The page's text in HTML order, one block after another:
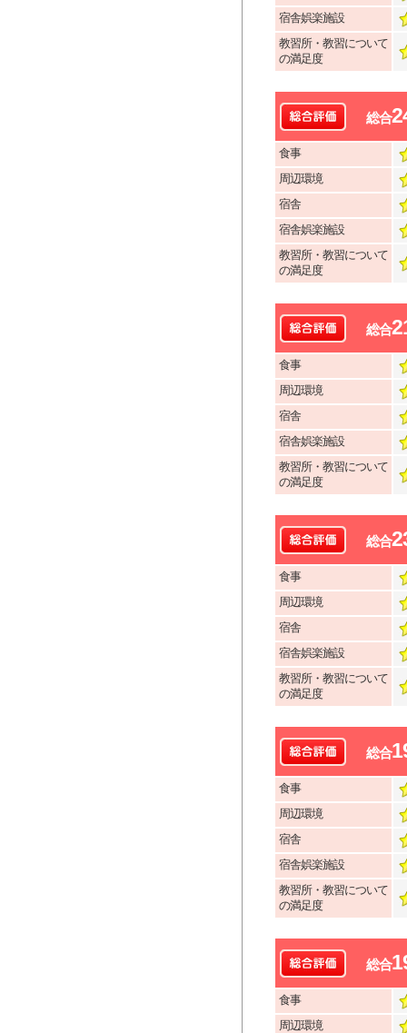
宿舎娯楽施設
教習所・教習について
の満足度
総合
食事
周辺環境
宿舎
宿舎娯楽施設
教習所・教習について
の満足度
総合
食事
周辺環境
宿舎
宿舎娯楽施設
教習所・教習について
の満足度
総合
食事
周辺環境
宿舎
宿舎娯楽施設
教習所・教習について
の満足度
総合
食事
周辺環境
宿舎
宿舎娯楽施設
教習所・教習について
の満足度
総合
食事
周辺環境